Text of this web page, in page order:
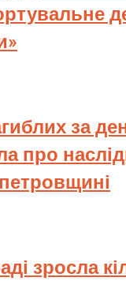
за
про
зросла